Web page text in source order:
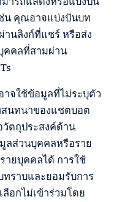
น คุณอาจแบ่งปันบท
านลิงก์ที่แชร์ หรือส่ง
คคลที่สามผ่าน
าจใช้ข้อมูลที่ไม่ระบุตัว
นทนาของแชตบอต
ตถุประสงค์ด้าน
ส่วนบุคคลหรือราย
ายบุคคลได้ การใช้
ราบและยอมรับการ
อกไม่เข้าร่วมโดย